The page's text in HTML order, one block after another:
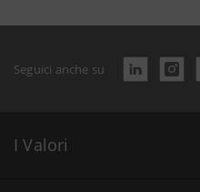
Seguici anche su
I Valori